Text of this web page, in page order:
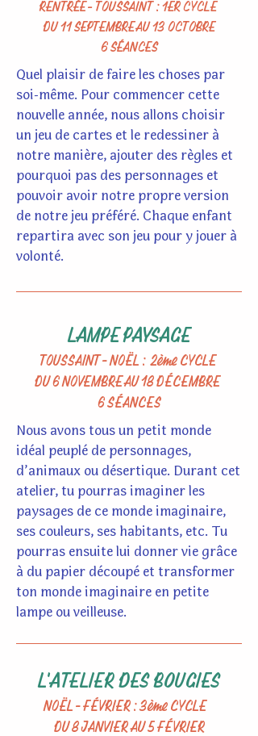
RENTRÉE - TOUSSAINT : 1ER CYCLE
DU 11 SEPTEMBRE AU 13 OCTOBRE
6 SÉANCES
Quel plaisir de faire les choses par
soi-même. Pour commencer cette
nouvelle année, nous allons choisir
un jeu de cartes et le redessiner à
notre manière, ajouter des règles et
pourquoi pas des personnages et
pouvoir avoir notre propre version
de notre jeu préféré. Chaque enfant
repartira avec son jeu pour y jouer à
volonté.
LAMPE PAYSAGE
TOUSSAINT - NOËL : 2ème CYCLE
DU 6 NOVEMBRE AU 18 DÉCEMBRE
6 SÉANCES
Nous avons tous un petit monde
idéal peuplé de personnages,
d’animaux ou désertique. Durant cet
atelier, tu pourras imaginer les
paysages de ce monde imaginaire,
ses couleurs, ses habitants, etc. Tu
pourras ensuite lui donner vie grâce
à du papier découpé et transformer
ton monde imaginaire en petite
lampe ou veilleuse.
L'ATELIER DES BOUGIES
NOËL - FÉVRIER : 3ème CYCLE
DU 8 JANVIER AU 5 FÉVRIER